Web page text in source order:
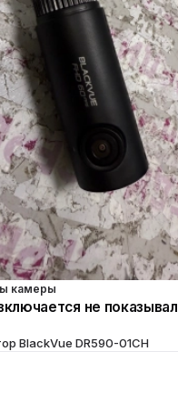
камеры
не показывал
BlackVue DR590-01CH